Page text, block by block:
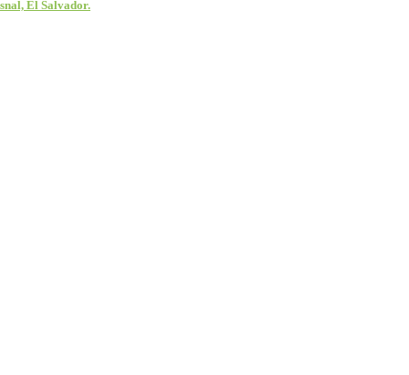
El Salvador.